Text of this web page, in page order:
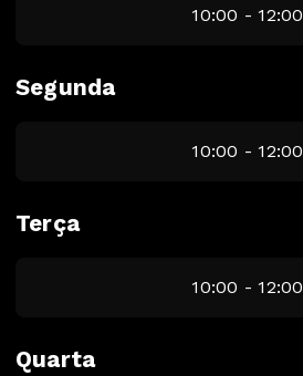
10:00 - 12:00
Segunda
10:00 - 12:00
Terça
10:00 - 12:00
Quarta